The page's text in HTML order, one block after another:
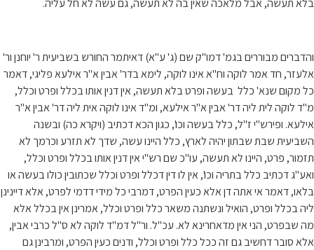
בלא תעשה, אבל מלאכה שאין בה לא תעשה, גם עשה לא חל עליה.
והדברים מבוררים בגמ' דמו"ק שם (ג' ע"א) דאיתמר החורש בשביעית ר' יוחנן ור'
אלעזר, חד אמר לוקה וח"א אינו לוקה, לימא בדר' אבין א"ר אילעא פליגי, דאמר
כל מקום שנא' כלל בעשה ופרט בלא תעשה, אין דנין אותו בכלל ופרט וכלל,
מ"ד לוקה לית ליה דר' אבין א"ר אילעא, ומ"ד אינו לוקה אית ליה דר' אבין א"ר
אילעא. ופירש"י ז"ל, כלל בעשה וכו', כגון הכא דכתיב (ויקרא כה) ובשנה
השביעית שבת שבתון יהיה לארץ, כלל היינו עשה, שדך לא תזרע וכרמך לא
תזמור, פרט, היינו לא תעשה, עו"כ שם רש"י אין דנין אותו בכלל ופרט וכלל,
ואע"ג דכתיב כלל בתריה וכו', אין לו דין דכלל ופרט וכלל שכתובין כולו בעשה או
בלאו, דאמר אי אתה דן אלא כעין הפרט, דמרבי כל מידי דדמי לפרט, אלא דיינינן
ליה בכלל ופרט, הואיל ונשתנה משאר כלל ופרט וכלל, אמרינן אין בכלל אלא
מה שבפרט, הני אין מדאחרינא לא. עכ"ל. ור"ל דמ"ד לוקה לא ס"ל כרבי אבין,
אלא סובר דחשיב גם זה ככל כלל ופרט וכלל, ודנים כעין הפרט, ומרבינן גם